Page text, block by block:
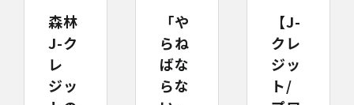
森林
J-ク
レ
ジッ
「や
らね
ばな
らな
【J-
クレ
ジッ
ト/